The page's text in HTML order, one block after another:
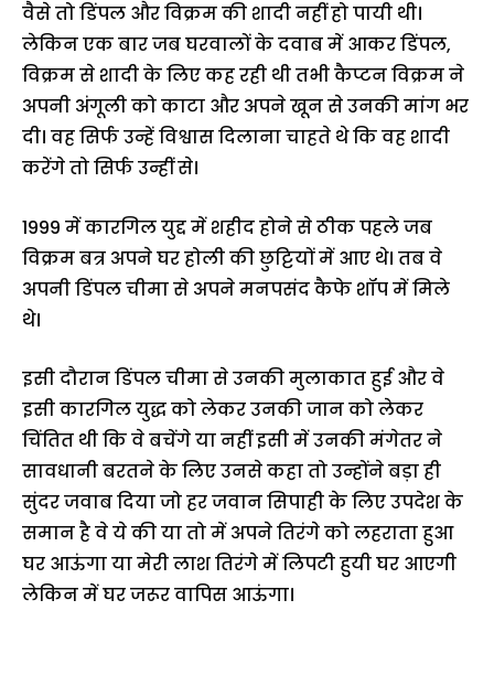
वैसे तो डिंपल और विक्रम की शादी नहीं हो पायी थी।
लेकिन एक बार जब घरवालों के दवाब में आकर डिंपल,
विक्रम से शादी के लिए कह रही थी तभी कैप्टन विक्रम ने
अपनी अंगूली को काटा और अपने खून से उनकी मांग भर
दी। वह सिर्फ उन्हें विश्वास दिलाना चाहते थे कि वह शादी
करेंगे तो सिर्फ उन्हीं से।
1999 में कारगिल युद्द में शहीद होने से ठीक पहले जब
विक्रम बत्र अपने घर होली की छुट्टियों में आए थे। तब वे
अपनी डिंपल चीमा से अपने मनपसंद कैफे शॉप में मिले
थे।
इसी दौरान डिंपल चीमा से उनकी मुलाकात हुई और वे
इसी कारगिल युद्ध को लेकर उनकी जान को लेकर
चिंतित थी कि वे बचेंगे या नहीं इसी में उनकी मंगेतर ने
सावधानी बरतने के लिए उनसे कहा तो उन्होंने बड़ा ही
सुंदर जवाब दिया जो हर जवान सिपाही के लिए उपदेश के
समान है वे ये की या तो में अपने तिरंगे को लहराता हुआ
घर आऊंगा या मेरी लाश तिरंगे में लिपटी हुयी घर आएगी
लेकिन में घर जरूर वापिस आऊंगा।